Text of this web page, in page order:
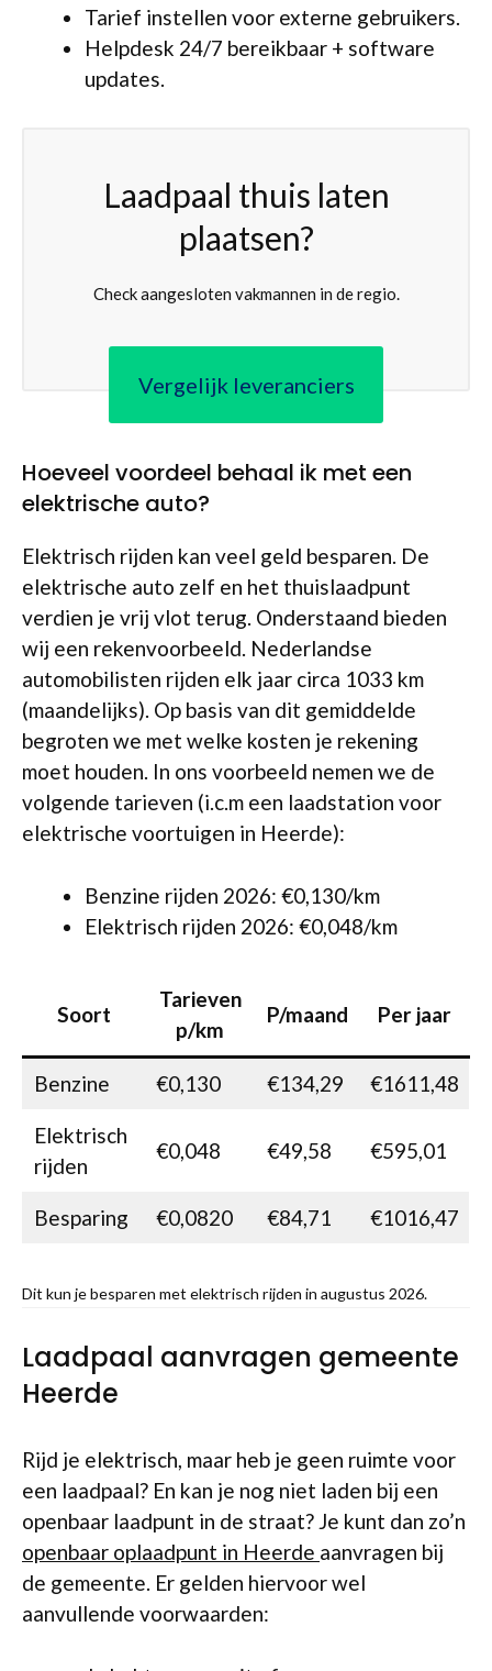
Tarief instellen voor externe gebruikers.
Helpdesk 24/7 bereikbaar + software
updates.
Laadpaal thuis laten
plaatsen?
Check aangesloten vakmannen in de regio.
Vergelijk leveranciers
Hoeveel voordeel behaal ik met een
elektrische auto?
Elektrisch rijden kan veel geld besparen. De
elektrische auto zelf en het thuislaadpunt
verdien je vrij vlot terug. Onderstaand bieden
wij een rekenvoorbeeld. Nederlandse
automobilisten rijden elk jaar circa 1033 km
(maandelijks). Op basis van dit gemiddelde
begroten we met welke kosten je rekening
moet houden. In ons voorbeeld nemen we de
volgende tarieven (i.c.m een laadstation voor
elektrische voortuigen in Heerde):
Benzine rijden 2026: €0,130/km
Elektrisch rijden 2026: €0,048/km
Soort
Tarieven
p/km
P/maand Per jaar
Benzine €0,130 €134,29 €1611,48
Elektrisch
rijden
€0,048 €49,58 €595,01
Besparing €0,0820 €84,71 €1016,47
Dit kun je besparen met elektrisch rijden in augustus 2026.
Laadpaal aanvragen gemeente
Heerde
Rijd je elektrisch, maar heb je geen ruimte voor
een laadpaal? En kan je nog niet laden bij een
openbaar laadpunt in de straat? Je kunt dan zo’n
openbaar oplaadpunt in Heerde aanvragen bij
de gemeente. Er gelden hiervoor wel
aanvullende voorwaarden: